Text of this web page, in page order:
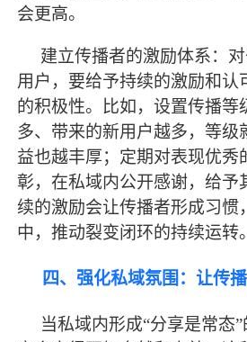
会更高。
建立传播者的激励体系：
用户，要给予持续的激励和认
的积极性。比如，设置传播等
多、带来的新用户越多，等级
益也越丰厚；定期对表现优秀
彰，在私域内公开感谢，给予
续的激励会让传播者形成习惯
中，推动裂变闭环的持续运转。
四、强化私域氛围：让传
当私域内形成“分享是常态